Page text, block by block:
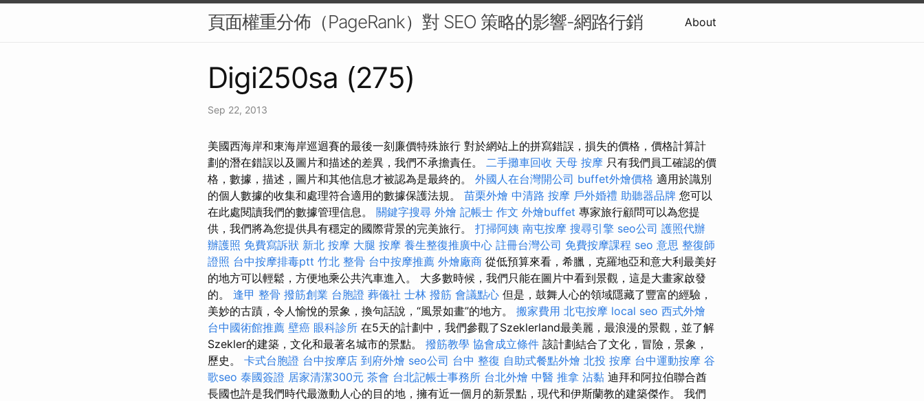
頁面權重分佈（PageRank）對 SEO 策略的影響-網路行銷 About
Digi250sa (275)
Sep 22, 2013
美國西海岸和東海岸巡迴賽的最後一刻廉價特殊旅行 對於網站上的拼寫錯誤，損失的價格，價格計算計
劃的潛在錯誤以及圖片和描述的差異，我們不承擔責任。 二手攤車回收 天母 按摩 只有我們員工確認的價
格，數據，描述，圖片和其他信息才被認為是最終的。 外國人在台灣開公司 buffet外燴價格 適用於識別
的個人數據的收集和處理符合適用的數據保護法規。 苗栗外燴 中清路 按摩 戶外婚禮 助聽器品牌 您可以
在此處閱讀我們的數據管理信息。 關鍵字搜尋 外燴 記帳士 作文 外燴buffet 專家旅行顧問可以為您提
供，我們將為您提供具有穩定的國際背景的完美旅行。 打掃阿姨 南屯按摩 搜尋引擎 seo公司 護照代辦
辦護照 免費寫訴狀 新北 按摩 大腿 按摩 養生整復推廣中心 註冊台灣公司 免費按摩課程 seo 意思 整復師
證照 台中按摩排毒ptt 竹北 整骨 台中按摩推薦 外燴廠商 從低預算來看，希臘，克羅地亞和意大利最美好
的地方可以輕鬆，方便地乘公共汽車進入。 大多數時候，我們只能在圖片中看到景觀，這是大畫家啟發
的。 逢甲 整骨 撥筋創業 台胞證 葬儀社 士林 撥筋 會議點心 但是，鼓舞人心的領域隱藏了豐富的經驗，
美妙的古蹟，令人愉悅的景象，換句話說，“風景如畫”的地方。 搬家費用 北屯按摩 local seo 西式外燴
台中國術館推薦 壁癌 眼科診所 在5天的計劃中，我們參觀了Szeklerland最美麗，最浪漫的景觀，並了解
Szekler的建築，文化和最著名城市的景點。 撥筋教學 協會成立條件 該計劃結合了文化，冒險，景象，
歷史。 卡式台胞證 台中按摩店 到府外燴 seo公司 台中 整復 自助式餐點外燴 北投 按摩 台中運動按摩 谷
歌seo 泰國簽證 居家清潔300元 茶會 台北記帳士事務所 台北外燴 中醫 推拿 沾黏 迪拜和阿拉伯聯合酋
長國也許是我們時代最激動人心的目的地，擁有近一個月的新景點，現代和伊斯蘭教的建築傑作。 我們